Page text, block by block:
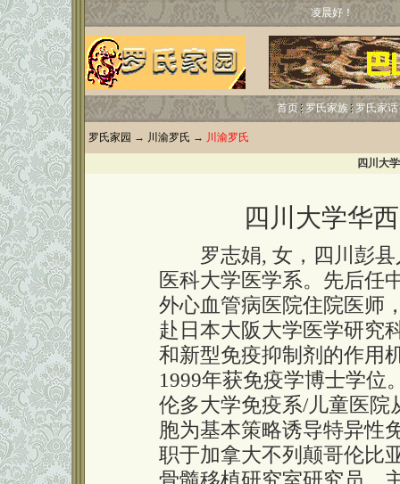
凌晨好！
首页 罗氏家族 罗氏家话
罗氏家园 → 川渝罗氏 → 川渝罗氏
四川大
四川大学华
罗志娟, 女，四川彭县
医科大学医学系。先后任
外心血管病医院住院医师
赴日本大阪大学医学研究
和新型免疫抑制剂的作用
1999年获免疫学博士学位
伦多大学免疫系/儿童医院
胞为基本策略诱导特异性
职于加拿大不列颠哥伦比